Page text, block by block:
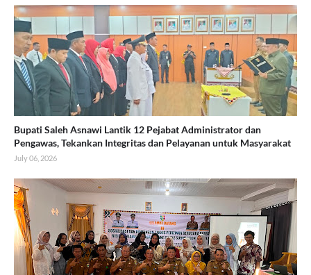
Bupati Saleh Asnawi Lantik 12 Pejabat Administrator dan
Pengawas, Tekankan Integritas dan Pelayanan untuk Masyarakat
July 06, 2026